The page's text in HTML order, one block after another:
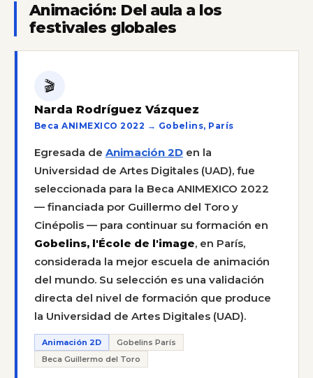
Animación: Del aula a los
festivales globales
🎬
Narda Rodríguez Vázquez
Beca ANIMEXICO 2022 → Gobelins, París
Egresada de Animación 2D en la
Universidad de Artes Digitales (UAD), fue
seleccionada para la Beca ANIMEXICO 2022
— financiada por Guillermo del Toro y
Cinépolis — para continuar su formación en
Gobelins, l'École de l'image, en París,
considerada la mejor escuela de animación
del mundo. Su selección es una validación
directa del nivel de formación que produce
la Universidad de Artes Digitales (UAD).
Animación 2D
Gobelins París
Beca Guillermo del Toro